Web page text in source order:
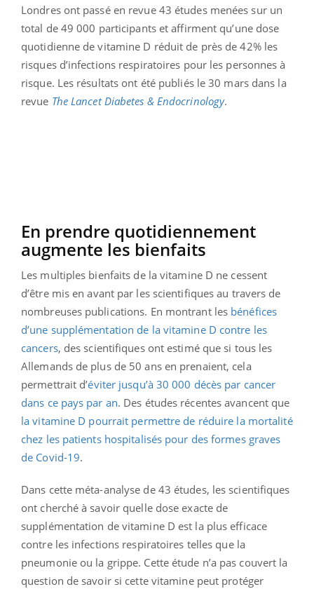
Londres ont passé en revue 43 études menées sur un
total de 49 000 participants et affirment qu’une dose
quotidienne de vitamine D réduit de près de 42% les
risques d’infections respiratoires pour les personnes à
risque. Les résultats ont été publiés le 30 mars dans la
revue The Lancet Diabetes & Endocrinology.
En prendre quotidiennement
augmente les bienfaits
Les multiples bienfaits de la vitamine D ne cessent
d’être mis en avant par les scientifiques au travers de
nombreuses publications. En montrant les bénéfices
d’une supplémentation de la vitamine D contre les
cancers, des scientifiques ont estimé que si tous les
Allemands de plus de 50 ans en prenaient, cela
permettrait d’éviter jusqu’à 30 000 décès par cancer
dans ce pays par an. Des études récentes avancent que
la vitamine D pourrait permettre de réduire la mortalité
chez les patients hospitalisés pour des formes graves
de Covid-19.
Dans cette méta-analyse de 43 études, les scientifiques
ont cherché à savoir quelle dose exacte de
supplémentation de vitamine D est la plus efficace
contre les infections respiratoires telles que la
pneumonie ou la grippe. Cette étude n’a pas couvert la
question de savoir si cette vitamine peut protéger